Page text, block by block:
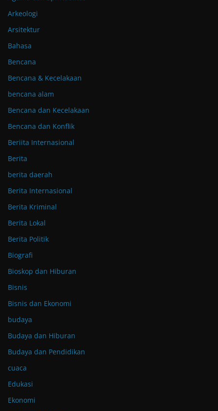
Arkeologi
Arsitektur
Bahasa
Bencana
Bencana & Kecelakaan
bencana alam
Bencana dan Kecelakaan
Bencana dan Konflik
Beriita Internasional
Berita
berita daerah
Berita Internasional
Berita Kriminal
Berita Lokal
Berita Politik
Biografi
Bioskop dan Hiburan
Bisnis
Bisnis dan Ekonomi
budaya
Budaya dan Hiburan
Budaya dan Pendidikan
cuaca
Edukasi
Ekonomi